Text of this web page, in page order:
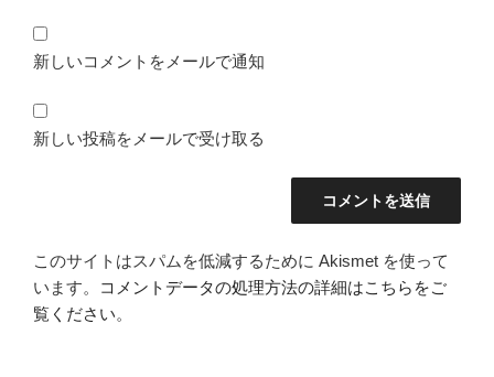
新しいコメントをメールで通知
新しい投稿をメールで受け取る
このサイトはスパムを低減するために Akismet を使って
います。
コメントデータの処理方法の詳細はこちらをご
覧ください。